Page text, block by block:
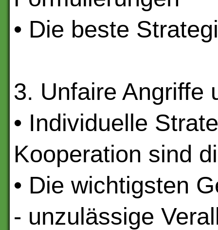
• Die beste
3. Unfaire Angriffe
• Individuelle
Kooperation sind
• Die wichtigsten
- unzulässige